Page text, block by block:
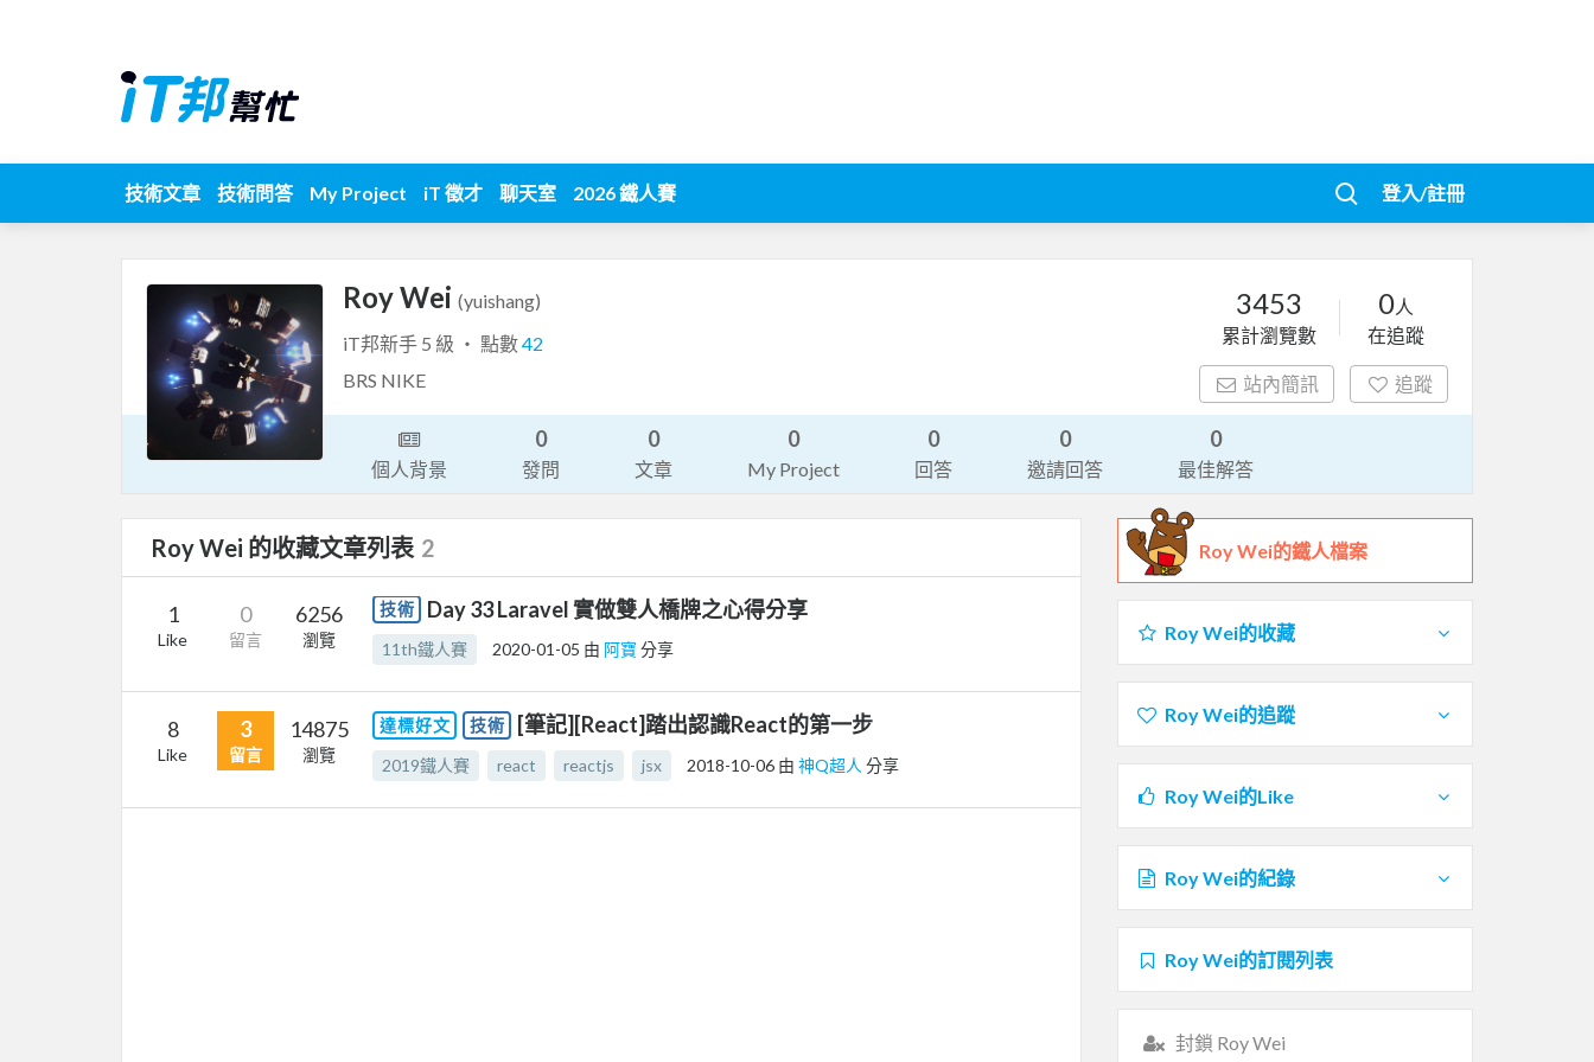
技術文章 技術問答 My Project iT 徵才 聊天室 2026 鐵人賽 登入/註冊
Roy Wei (yuishang)
iT邦新手 5 級 ‧ 點數42
BRS NIKE
3453
累計瀏覽數
0人
在追蹤
站內簡訊 追蹤
個人背景
0
發問
0
文章
0
My Project
0
回答
0
邀請回答
0
最佳解答
Roy Wei 的收藏文章列表 2
1
Like
0
留言
6256
瀏覽
技術 Day 33 Laravel 實做雙人橋牌之心得分享
11th鐵人賽 2020-01-05 由 阿寶 分享
8
Like
3
留言
14875
瀏覽
達標好文 技術 [筆記][React]踏出認識React的第一步
2019鐵人賽 react reactjs jsx 2018-10-06 由 神Q超人 分享
Roy Wei的鐵人檔案
Roy Wei的收藏
Roy Wei的追蹤
Roy Wei的Like
Roy Wei的紀錄
Roy Wei的訂閱列表
封鎖 Roy Wei